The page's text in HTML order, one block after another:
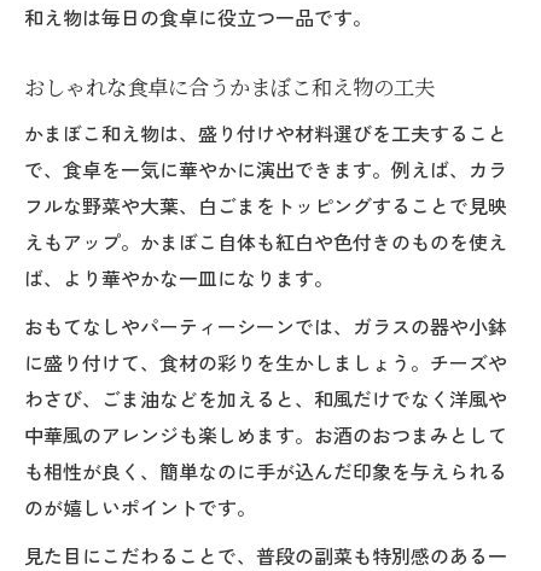
和え物は毎日の食卓に役立つ一品です。
おしゃれな食卓に合うかまぼこ和え物の工夫
かまぼこ和え物は、盛り付けや材料選びを工夫すること
で、食卓を一気に華やかに演出できます。例えば、カラ
フルな野菜や大葉、白ごまをトッピングすることで見映
えもアップ。かまぼこ自体も紅白や色付きのものを使え
ば、より華やかな一皿になります。
おもてなしやパーティーシーンでは、ガラスの器や小鉢
に盛り付けて、食材の彩りを生かしましょう。チーズや
わさび、ごま油などを加えると、和風だけでなく洋風や
中華風のアレンジも楽しめます。お酒のおつまみとして
も相性が良く、簡単なのに手が込んだ印象を与えられる
のが嬉しいポイントです。
見た目にこだわることで、普段の副菜も特別感のある一